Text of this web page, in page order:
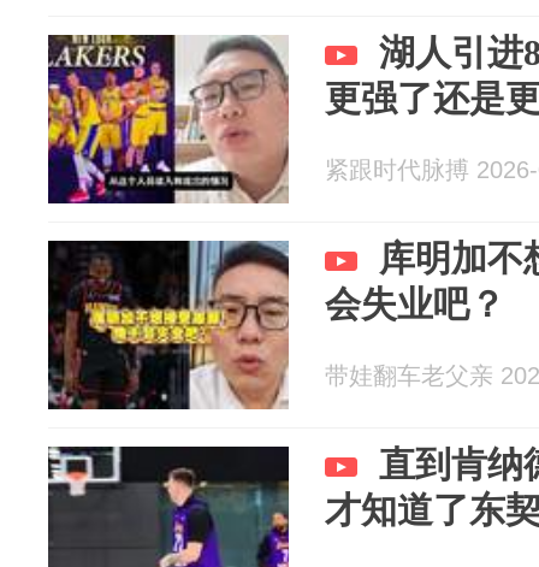
湖人引进
更强了还是
紧跟时代脉搏
库明加不
会失业吧？
带娃翻车老父亲
直到肯纳
才知道了东